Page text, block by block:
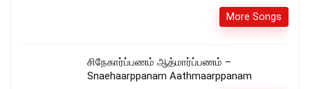
More Songs
சிநேகார்ப்பணம் ஆத்மார்ப்பணம் –
Snaehaarppanam Aathmaarppanam